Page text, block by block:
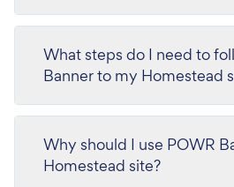
What steps do I need to
Banner to my Homestead
Why should I use POWR
Homestead site?